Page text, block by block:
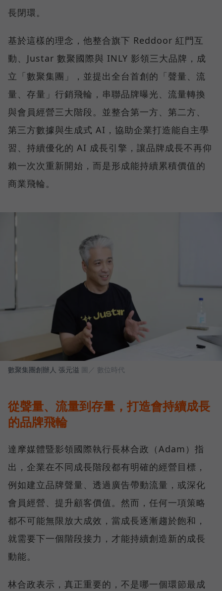
長閉環。
基於這樣的理念，他整合旗下 Reddoor 紅門互
動、Justar 數聚國際與 INLY 影領三大品牌，成
立「數聚集團」，並提出全台首創的「聲量、流
量、存量」行銷飛輪，串聯品牌曝光、流量轉換
與會員經營三大階段。並整合第一方、第二方、
第三方數據與生成式 AI，協助企業打造能自主學
習、持續優化的 AI 成長引擎，讓品牌成長不再仰
賴一次次重新開始，而是形成能持續累積價值的
商業飛輪。
數聚集團創辦人 張元溢 圖／ 數位時代
從聲量、流量到存量，打造會持續成長
的品牌飛輪
達摩媒體暨影領國際執行長林合政（Adam）指
出，企業在不同成長階段都有明確的經營目標，
例如建立品牌聲量、透過廣告帶動流量，或深化
會員經營、提升顧客價值。然而，任何一項策略
都不可能無限放大成效，當成長逐漸趨於飽和，
就需要下一個階段接力，才能持續創造新的成長
動能。
林合政表示，真正重要的，不是哪一個環節最成